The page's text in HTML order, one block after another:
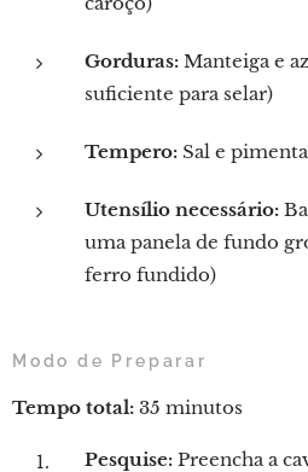
Gorduras: Manteiga e
suficiente para selar)
Tempero: Sal e
Utensílio necessário:
uma panela de fundo
ferro fundido)
Modo de Preparar
Tempo total: 35 minutos
Pesquise: Preencha a